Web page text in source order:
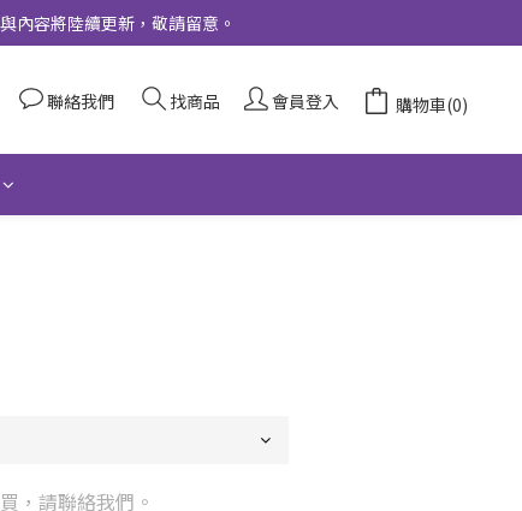
內容將陸續更新，敬請留意。
聯絡我們 找商品 會員登入 購物車(0)
，請聯絡我們。